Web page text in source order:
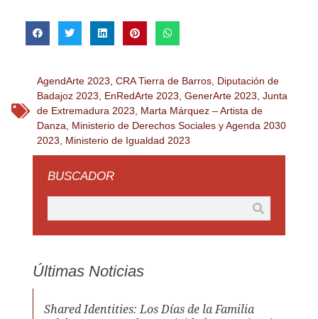
AgendArte 2023 CRA Tierra de Barros, Diputación de
Badajoz 2023
EnRedArte 2023 GenerArte 2023 Junta
de Extremadura 2023
Marta Márquez – Artista de
Danza
Ministerio de Derechos Sociales y Agenda 2030
2023
Ministerio de Igualdad 2023
BUSCADOR
Últimas Noticias
Shared Identities: Los Días de la Familia